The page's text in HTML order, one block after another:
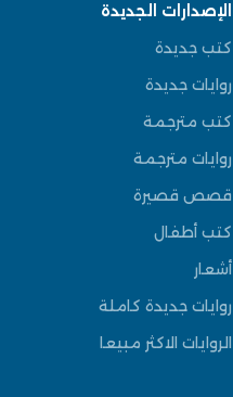
الإصدارات الجديدة
كتب جديدة
روايات جديدة
كتب مترجمة
روايات مترجمة
قصص قصيرة
كتب أطفال
أشعار
روايات جديدة كاملة
الروايات الاكثر مبيعا